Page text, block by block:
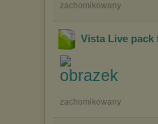
zachomikowany
Vista Live pack
zachomikowany